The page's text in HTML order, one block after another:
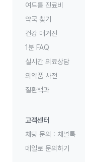
여드름 진료비
약국 찾기
건강 매거진
1분 FAQ
실시간 의료상담
의약품 사전
질환백과
고객센터
채팅 문의 : 채널톡
메일로 문의하기